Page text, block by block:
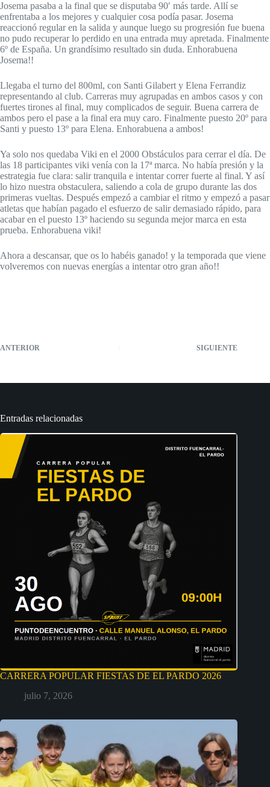
Josema pasaba a la final que se disputaba 90′ más tarde. Allí se
enfrentaba a los mejores y cualquier cosa podía pasar. Josema
reaccionó regular en la salida y aunque luego su progresión fue buena
no pudo recuperar lo perdido en una entrada muy apretada. Finalmente
6º de España. Un grandísimo resultado sin duda. Enhorabuena
Josema!!
Llegaba el turno del 800ml, con Santi Gilabert y Elena Ferrandiz
representando al club. Carreras muy agrupadas en ambos casos y con
fuertes tirones al final, muy complicados de seguir. Buena carrera de
ambos pero el pase a la final era muy caro. Finalmente puesto 20º para
Santi y puesto 13º para Elena. Enhorabuena a ambos!
Ya solo nos quedaba Viki en el 2000 Obstáculos para cerrar el día. De
las 18 participantes viki venía con la 17ª marca. No había presión y la
estrategia fue clara: salir tranquila e intentar correr fuerte al final. Y así
lo hizo nuestra obstaculera, saliendo a cola de grupo durante las dos
primeras vueltas. Después empezó a cambiar el ritmo y empezó a pasar
atletas que habían pagado el esfuerzo de salir demasiado rápido, para
acabar en el puesto 13º haciendo su segunda mejor marca en esta
prueba. Enhorabuena viki!
Ahora a descansar, que os lo habéis ganado! y la temporada que viene
volveremos con nuevas energías a intentar otro gran año!!
ANTERIOR SIGUIENTE
Entradas relacionadas
CARRERA POPULAR FIESTAS DE EL PARDO 2026
julio 7, 2026